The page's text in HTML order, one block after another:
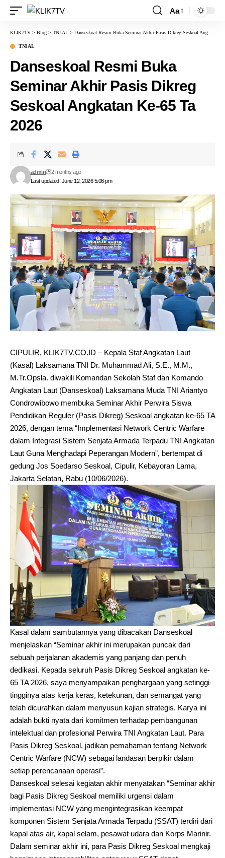
Aa
KLIK7TV > Blog > TNI AL > Danseskoal Resmi Buka Seminar Akhir Pasis Dikreg Seskoal Angkatan Ke-65 Ta 2026
TNI AL
Danseskoal Resmi Buka
Seminar Akhir Pasis Dikreg
Seskoal Angkatan Ke-65 Ta
2026
Last updated: June 12, 2026 5:08 pm
admin 2 months ago
CIPULIR, KLIK7TV.CO.ID – Kepala Staf Angkatan Laut
(Kasal) Laksamana TNI Dr. Muhammad Ali, S.E., M.M.,
M.Tr.Opsla. diwakili Komandan Sekolah Staf dan Komando
Angkatan Laut (Danseskoal) Laksamana Muda TNI Ariantyo
Condrowibowo membuka Seminar Akhir Perwira Siswa
Pendidikan Reguler (Pasis Dikreg) Seskoal angkatan ke-65 TA
2026, dengan tema “Implementasi Network Centric Warfare
dalam Integrasi Sistem Senjata Armada Terpadu TNI Angkatan
Laut Guna Menghadapi Peperangan Modern”, bertempat di
gedung Jos Soedarso Seskoal, Cipulir, Kebayoran Lama,
Jakarta Selatan, Rabu (10/06/2026).
Kasal dalam sambutannya yang dibacakan Danseskoal
menjelaskan “Seminar akhir ini merupakan puncak dari
sebuah perjalanan akademis yang panjang dan penuh
dedikasi. Kepada seluruh Pasis Dikreg Seskoal angkatan ke-
65 TA 2026, saya menyampaikan penghargaan yang setinggi-
tingginya atas kerja keras, ketekunan, dan semangat yang
telah dicurahkan dalam menyusun kajian strategis. Karya ini
adalah bukti nyata dari komitmen terhadap pembangunan
intelektual dan profesional Perwira TNI Angkatan Laut. Para
Pasis Dikreg Seskoal, jadikan pemahaman tentang Network
Centric Warfare (NCW) sebagai landasan berpikir dalam
setiap perencanaan operasi”.
Danseskoal selesai kegiatan akhir menyatakan “Seminar akhir
bagi Pasis Dikreg Seskoal memiliki urgensi dalam
implementasi NCW yang mengintegrasikan keempat
komponen Sistem Senjata Armada Terpadu (SSAT) terdiri dari
kapal atas air, kapal selam, pesawat udara dan Korps Marinir.
Dalam seminar akhir ini, para Pasis Dikreg Seskoal mengkaji